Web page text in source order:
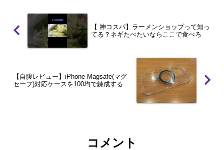
【 神コスパ】ラーメンショップって知っ
てる？ネギたべたいならここで食べろ
【自腹レビュー】iPhone Magsafe(マグ
セーフ)対応ケースを100均で錬成する
コメント